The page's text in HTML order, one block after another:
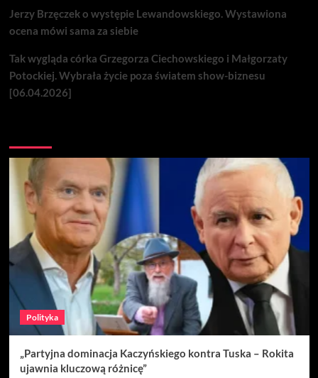
Jerzy Brzęczek o występie Lewandowskiego. Wystawiona
ocena mówi sama za siebie
Tak wygląda córka Grzegorza Ciechowskiego i Małgorzaty
Potockiej. Wybrała życie poza światem show-biznesu
[06.04.2026]
Polityka
„Partyjna dominacja Kaczyńskiego kontra Tuska – Rokita
ujawnia kluczową różnicę”